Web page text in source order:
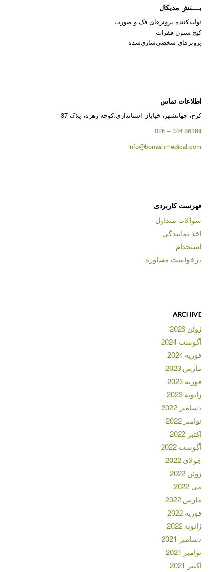
بــــنش مدیکال
تولیدکننده پروتزهای فک و صورت
کیج ستون فقرات
پروتزهای شخصی‌سازی‌شده
اطلاعات تماس
کرج، جهانشهر، خیابان استانداری،کوچه زهره، پلاک 37
86169 344 – 026
info@bonashmedical.com
فهرست کاربردی
سوالات متداول
اخذ نمایندگی
استخدام
درخواست مشاوره
ARCHIVE
ژوئن 2026
آگوست 2024
فوریه 2024
مارس 2023
فوریه 2023
ژانویه 2023
دسامبر 2022
نوامبر 2022
اکتبر 2022
آگوست 2022
جولای 2022
ژوئن 2022
می 2022
مارس 2022
فوریه 2022
ژانویه 2022
دسامبر 2021
نوامبر 2021
اکتبر 2021